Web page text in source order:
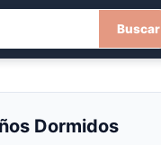
Buscar
Dormidos